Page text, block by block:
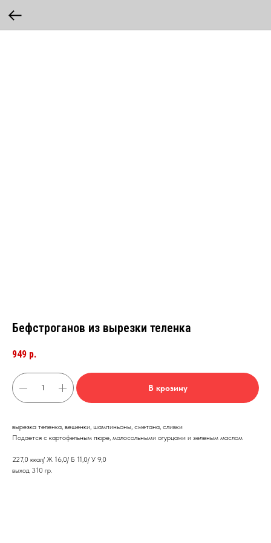
Бефстроганов из вырезки теленка
949 р.
В крозину
вырезка теленка, вешенки, шампиньоны, сметана, сливки
Подается с картофельным пюре, малосольными огурцами и зеленым маслом
227,0 ккал/ Ж 16,0/ Б 11,0/ У 9,0
выход 310 гр.